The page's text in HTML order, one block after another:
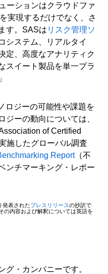
ーションはクラウドファ
実現するだけでなく、さ
す。SASは リスク管理ソ
システム、リアルタイ
定、高度なアナリティク
スイート製品を単一プラ
ロジーの可能性や課題を
ジーの動向については、
of Certified
施したグローバル調査
Report（不
ンチマーキング・レポー
発表されたプレスリリースの抄訳で
の内容および解釈については英語を
グ・カンパニーです。